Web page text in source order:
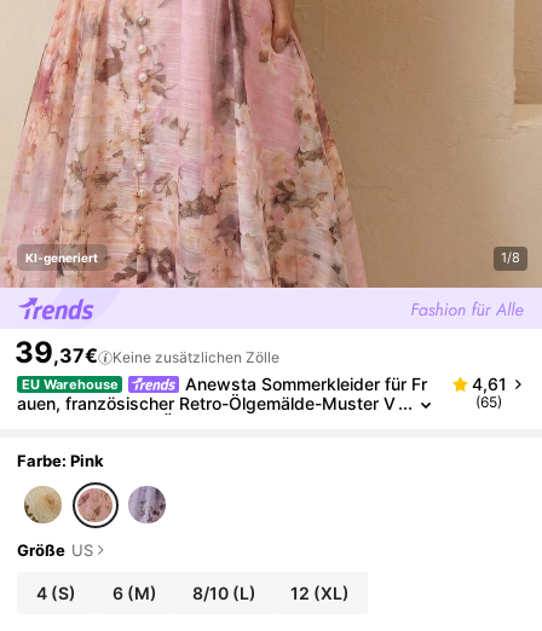
KI-generiert 1/8
39,37€ Keine zusätzlichen Zölle
EU Warehouse
Anewsta Sommerkleider für Fr
auen, französischer Retro-Ölgemälde-Muster V
4,61
(65)
Farbe: Pink
Größe US
4 (S) 6 (M) 8/10(L) 12 (XL)